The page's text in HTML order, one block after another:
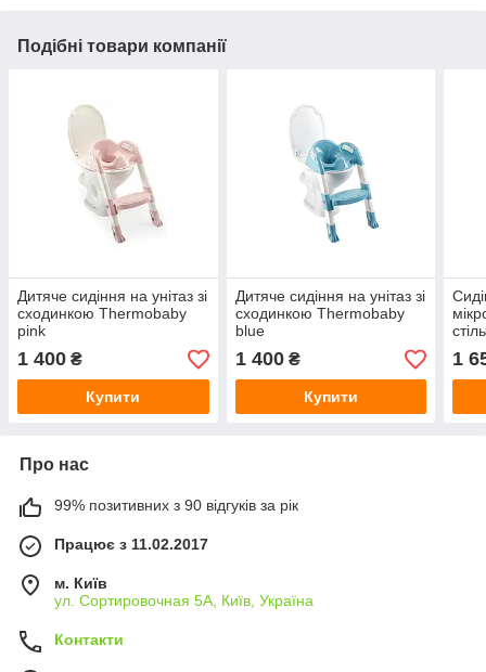
Подібні товари компанії
Дитяче сидіння на унітаз зі
сходинкою Thermobaby
pink
1 400 ₴
Купити
Дитяче сидіння на унітаз зі
сходинкою Thermobaby
blue
1 400₴
Купити
1
Про нас
99% позитивних з 90 відгуків за рік
Працює з 11.02.2017
м. Київ
ул. Сортировочная 5А, Київ, Україна
Контакти